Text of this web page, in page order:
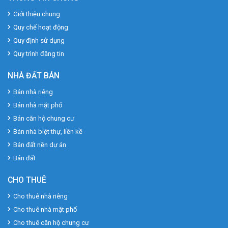
Giới thiệu chung
Quy chế hoạt động
Quy định sử dụng
Quy trình đăng tin
NHÀ ĐẤT BÁN
Bán nhà riêng
Bán nhà mặt phố
Bán căn hộ chung cư
Bán nhà biệt thự, liền kề
Bán đất nền dự án
Bán đất
CHO THUÊ
Cho thuê nhà riêng
Cho thuê nhà mặt phố
Cho thuê căn hộ chung cư